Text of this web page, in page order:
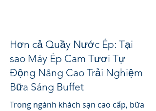
Hơn cả Quầy Nước Ép: Tại
sao Máy Ép Cam Tươi Tự
Động Nâng Cao Trải Nghiệm
Bữa Sáng Buffet
Trong ngành khách sạn cao cấp, bữa